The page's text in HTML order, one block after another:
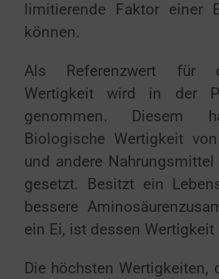
limitierende Faktor einer
können.
Als Referenzwert für
Wertigkeit wird in der
genommen. Diesem
Biologische Wertigkeit
und andere
gesetzt. Besitzt ein
bessere
ein Ei, ist dessen Wertigkeit
Die höchsten Wertigkeiten,